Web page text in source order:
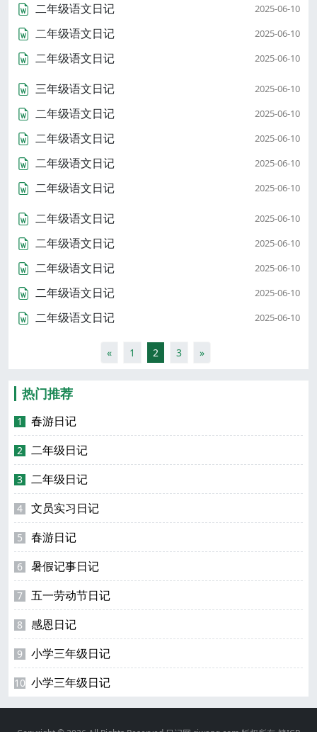
二年级语文日记 2025-06-10
二年级语文日记 2025-06-10
二年级语文日记 2025-06-10
三年级语文日记 2025-06-10
二年级语文日记 2025-06-10
二年级语文日记 2025-06-10
二年级语文日记 2025-06-10
二年级语文日记 2025-06-10
二年级语文日记 2025-06-10
二年级语文日记 2025-06-10
二年级语文日记 2025-06-10
二年级语文日记 2025-06-10
二年级语文日记 2025-06-10
« 1 2 3 »
热门推荐
1 春游日记
2 二年级日记
3 二年级日记
4 文员实习日记
5 春游日记
6 暑假记事日记
7 五一劳动节日记
8 感恩日记
9 小学三年级日记
10 小学三年级日记